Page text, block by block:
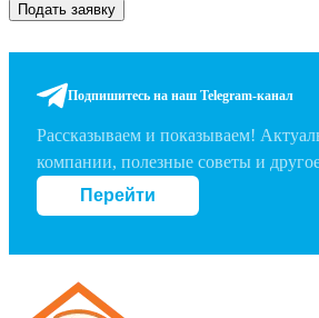
Подать заявку
Подпишитесь на наш Telegram-канал
Рассказываем и показываем!
компании, полезные советы и
Перейти